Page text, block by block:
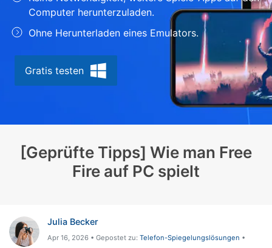
Suchen
Computer herunterzuladen.
Ohne Herunterladen eines Emulators.
Gratis testen
[Geprüfte Tipps] Wie man Free
Fire auf PC spielt
Julia Becker
Apr 16, 2026 • Gepostet zu: Telefon-Spiegelungslösungen •